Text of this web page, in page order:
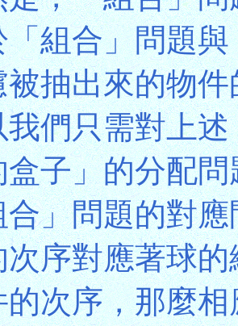
組合」問題
抽出來的物
們只需對上
子」的分配
」問題的對
序對應著球
次序，那麼